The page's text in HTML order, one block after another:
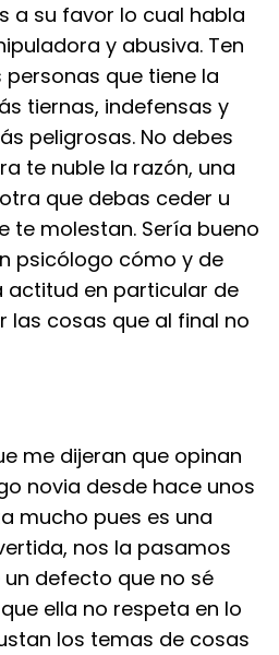
a su favor lo cual habla
y abusiva. Ten
que tiene la
tiernas, indefensas y
peligrosas. No debes
te nuble la razón, una
que debas ceder u
te molestan. Sería bueno
psicólogo cómo y de
actitud en particular de
las cosas que al final no
me dijeran que opinan
novia desde hace unos
mucho pues es una
nos la pasamos
defecto que no sé
ella no respeta en lo
los temas de cosas